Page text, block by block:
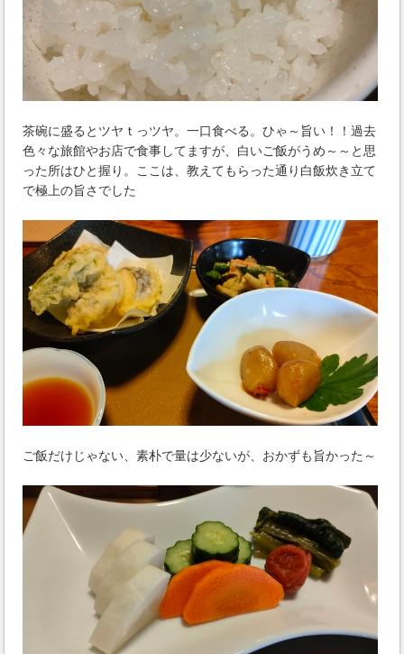
茶碗に盛るとツヤｔっツヤ。一口食べる。ひゃ～旨い！！過去
色々な旅館やお店で食事してますが、白いご飯がうめ～～と思
った所はひと握り。ここは、教えてもらった通り白飯炊き立て
で極上の旨さでした
ご飯だけじゃない、素朴で量は少ないが、おかずも旨かった～